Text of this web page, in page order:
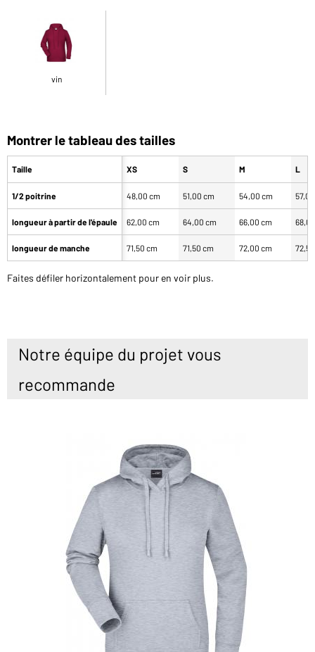
vin
Montrer le tableau des tailles
Taille
1/2 poitrine
longueur à partir de l'épaule
longueur de manche
XS S M L
48,00 cm 51,00 cm 54,00 cm
62,00 cm 64,00 cm 66,00 cm
71,50 cm 71,50 cm 72,00 cm
Faites défiler horizontalement pour en voir plus.
Notre équipe du projet vous
recommande